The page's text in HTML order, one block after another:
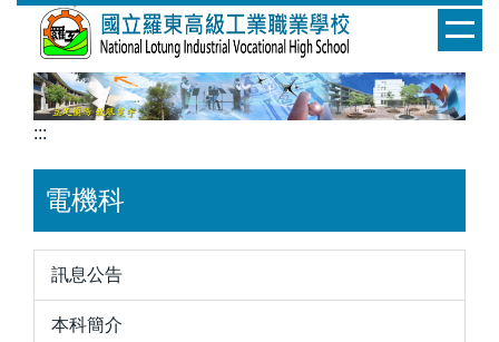
:::
電機科
訊息公告
本科簡介